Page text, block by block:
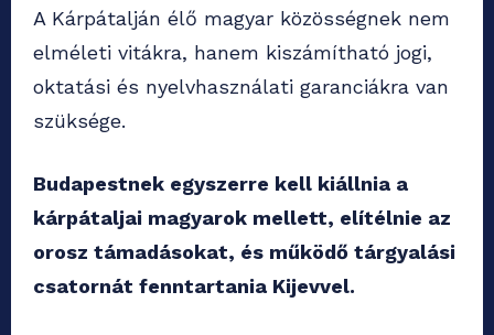
A Kárpátalján élő magyar közösségnek nem
elméleti vitákra, hanem kiszámítható jogi,
oktatási és nyelvhasználati garanciákra van
szüksége.
Budapestnek egyszerre kell kiállnia a
kárpátaljai magyarok mellett, elítélnie az
orosz támadásokat, és működő tárgyalási
csatornát fenntartania Kijevvel.